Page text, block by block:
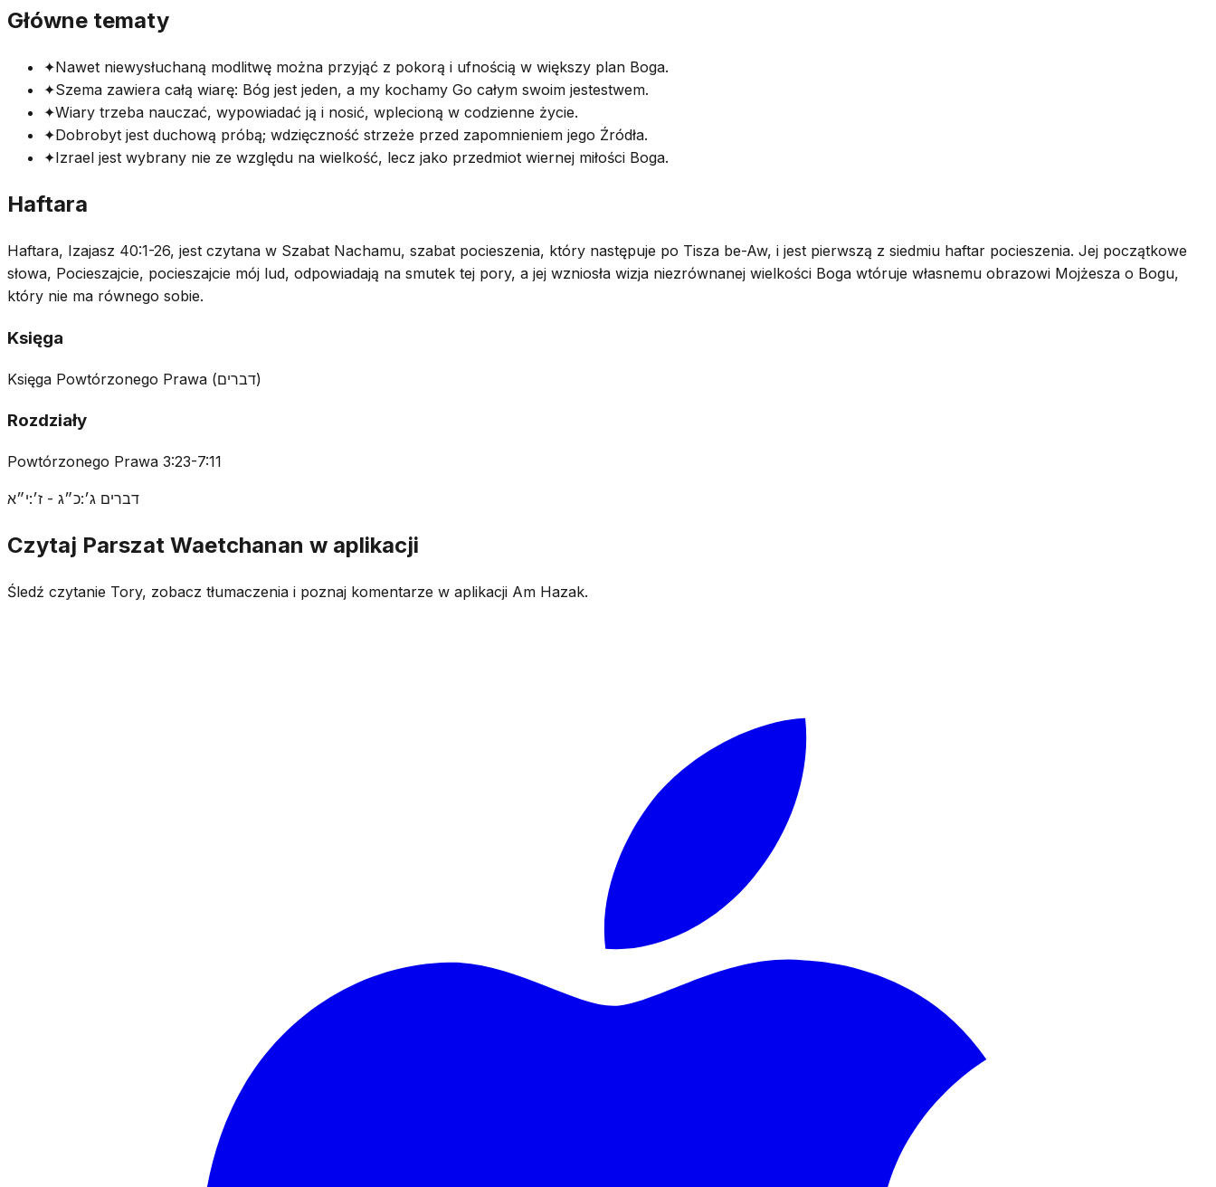
Główne tematy
✦Nawet niewysłuchaną modlitwę można przyjąć z pokorą i ufnością w większy plan Boga.
✦Szema zawiera całą wiarę: Bóg jest jeden, a my kochamy Go całym swoim jestestwem.
✦Wiary trzeba nauczać, wypowiadać ją i nosić, wplecioną w codzienne życie.
✦Dobrobyt jest duchową próbą; wdzięczność strzeże przed zapomnieniem jego Źródła.
✦Izrael jest wybrany nie ze względu na wielkość, lecz jako przedmiot wiernej miłości Boga.
Haftara
Haftara, Izajasz 40:1-26, jest czytana w Szabat Nachamu, szabat pocieszenia, który następuje po Tisza be-Aw, i jest pierwszą z siedmiu haftar pocieszenia. Jej początkowe
słowa, Pocieszajcie, pocieszajcie mój lud, odpowiadają na smutek tej pory, a jej wzniosła wizja niezrównanej wielkości Boga wtóruje własnemu obrazowi Mojżesza o Bogu,
który nie ma równego sobie.
Księga
Księga Powtórzonego Prawa (דברים)
Rozdziały
Powtórzonego Prawa 3:23-7:11
דברים ג׳:כ״ג - ז׳:י״א
Czytaj Parszat Waetchanan w aplikacji
Śledź czytanie Tory, zobacz tłumaczenia i poznaj komentarze w aplikacji Am Hazak.